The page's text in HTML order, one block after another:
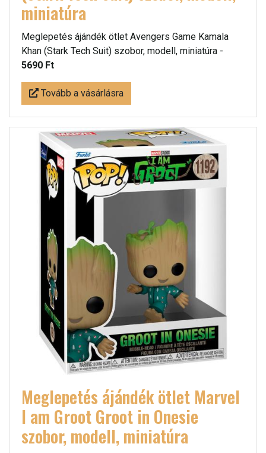
miniatúra
Meglepetés ájándék ötlet Avengers Game Kamala
Khan (Stark Tech Suit) szobor, modell, miniatúra -
5690 Ft
Tovább a vásárlásra
Meglepetés ájándék ötlet Marvel
I am Groot Groot in Onesie
szobor, modell, miniatúra